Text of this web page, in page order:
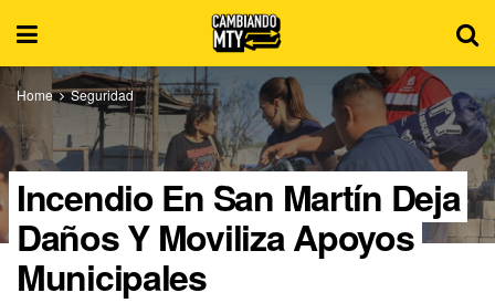
Home Seguridad
Incendio En San Martín Deja
Daños Y Moviliza Apoyos
Municipales